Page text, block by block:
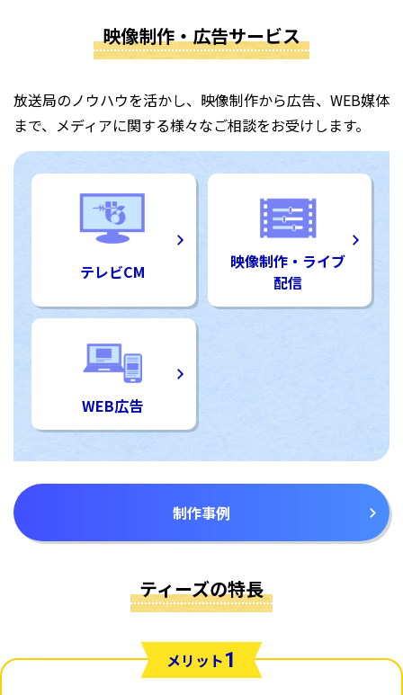
映像制作・広告サービス
放送局のノウハウを活かし、映像制作から広告、WEB媒体
まで、メディアに関する様々なご相談をお受けします。
テレビCM
映像制作・ライブ
配信
WEB広告
制作事例
ティーズの特長
メリット1